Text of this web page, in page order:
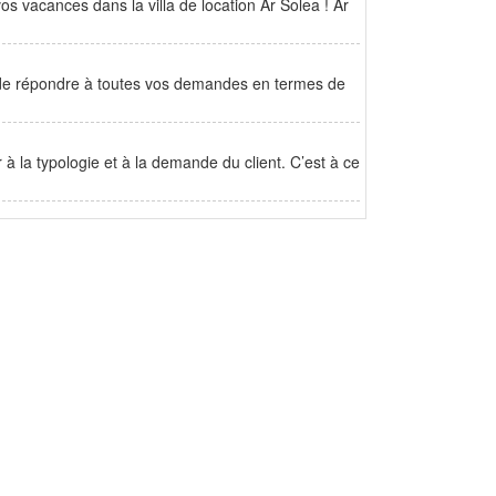
vacances dans la villa de location Ar Solea ! Ar
répondre à toutes vos demandes en termes de
la typologie et à la demande du client. C’est à ce